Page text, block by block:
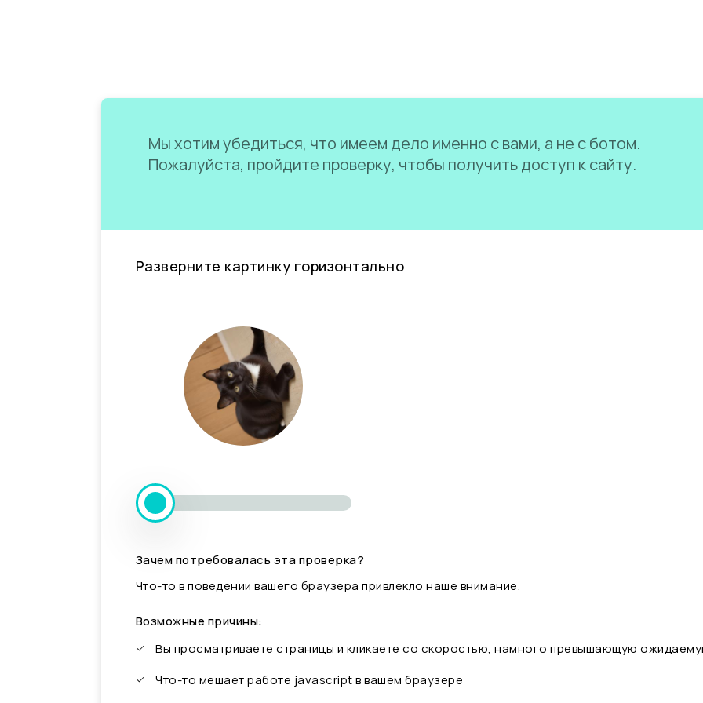
Мы хотим убедиться, что имеем дело именно с вами, а не с ботом.
Пожалуйста, пройдите проверку, чтобы получить доступ к сайту.
Разверните картинку горизонтально
Зачем потребовалась эта проверка?
Что-то в поведении вашего браузера привлекло наше внимание.
Возможные причины:
Вы просматриваете страницы и кликаете со скоростью, намного превышающую
Что-то мешает работе javascript в вашем браузере